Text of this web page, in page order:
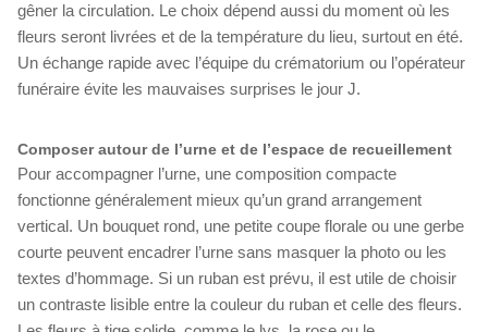
gêner la circulation. Le choix dépend aussi du moment où les
fleurs seront livrées et de la température du lieu, surtout en été.
Un échange rapide avec l’équipe du crématorium ou l’opérateur
funéraire évite les mauvaises surprises le jour J.
Composer autour de l’urne et de l’espace de recueillement
Pour accompagner l’urne, une composition compacte
fonctionne généralement mieux qu’un grand arrangement
vertical. Un bouquet rond, une petite coupe florale ou une gerbe
courte peuvent encadrer l’urne sans masquer la photo ou les
textes d’hommage. Si un ruban est prévu, il est utile de choisir
un contraste lisible entre la couleur du ruban et celle des fleurs.